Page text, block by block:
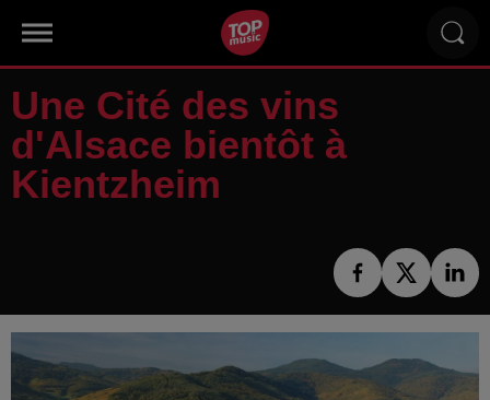
Une Cité des vins
d'Alsace bientôt à
Kientzheim